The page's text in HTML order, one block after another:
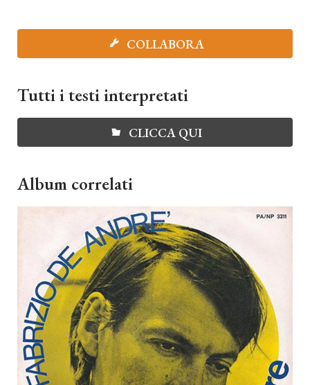
COLLABORA
Tutti i testi interpretati
CLICCA QUI
Album correlati